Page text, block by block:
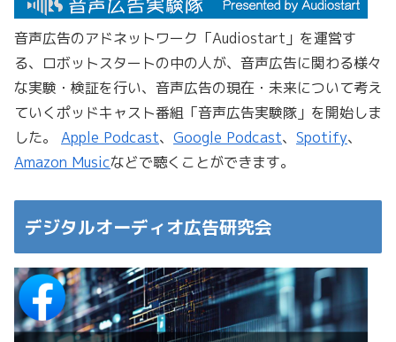
音声広告のアドネットワーク「Audiostart」を運営す
る、ロボットスタートの中の人が、音声広告に関わる様々
な実験・検証を行い、音声広告の現在・未来について考え
ていくポッドキャスト番組「音声広告実験隊」を開始しま
した。 Apple Podcast、 Google Podcast、 Spotify、
Amazon Musicなどで聴くことができます。
デジタルオーディオ広告研究会